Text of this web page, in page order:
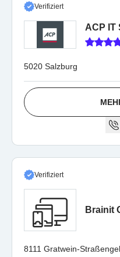
Verifiziert
ACP IT
5020 Salzburg
Verifiziert
Brainit
8111 Gratwein-Straßengel